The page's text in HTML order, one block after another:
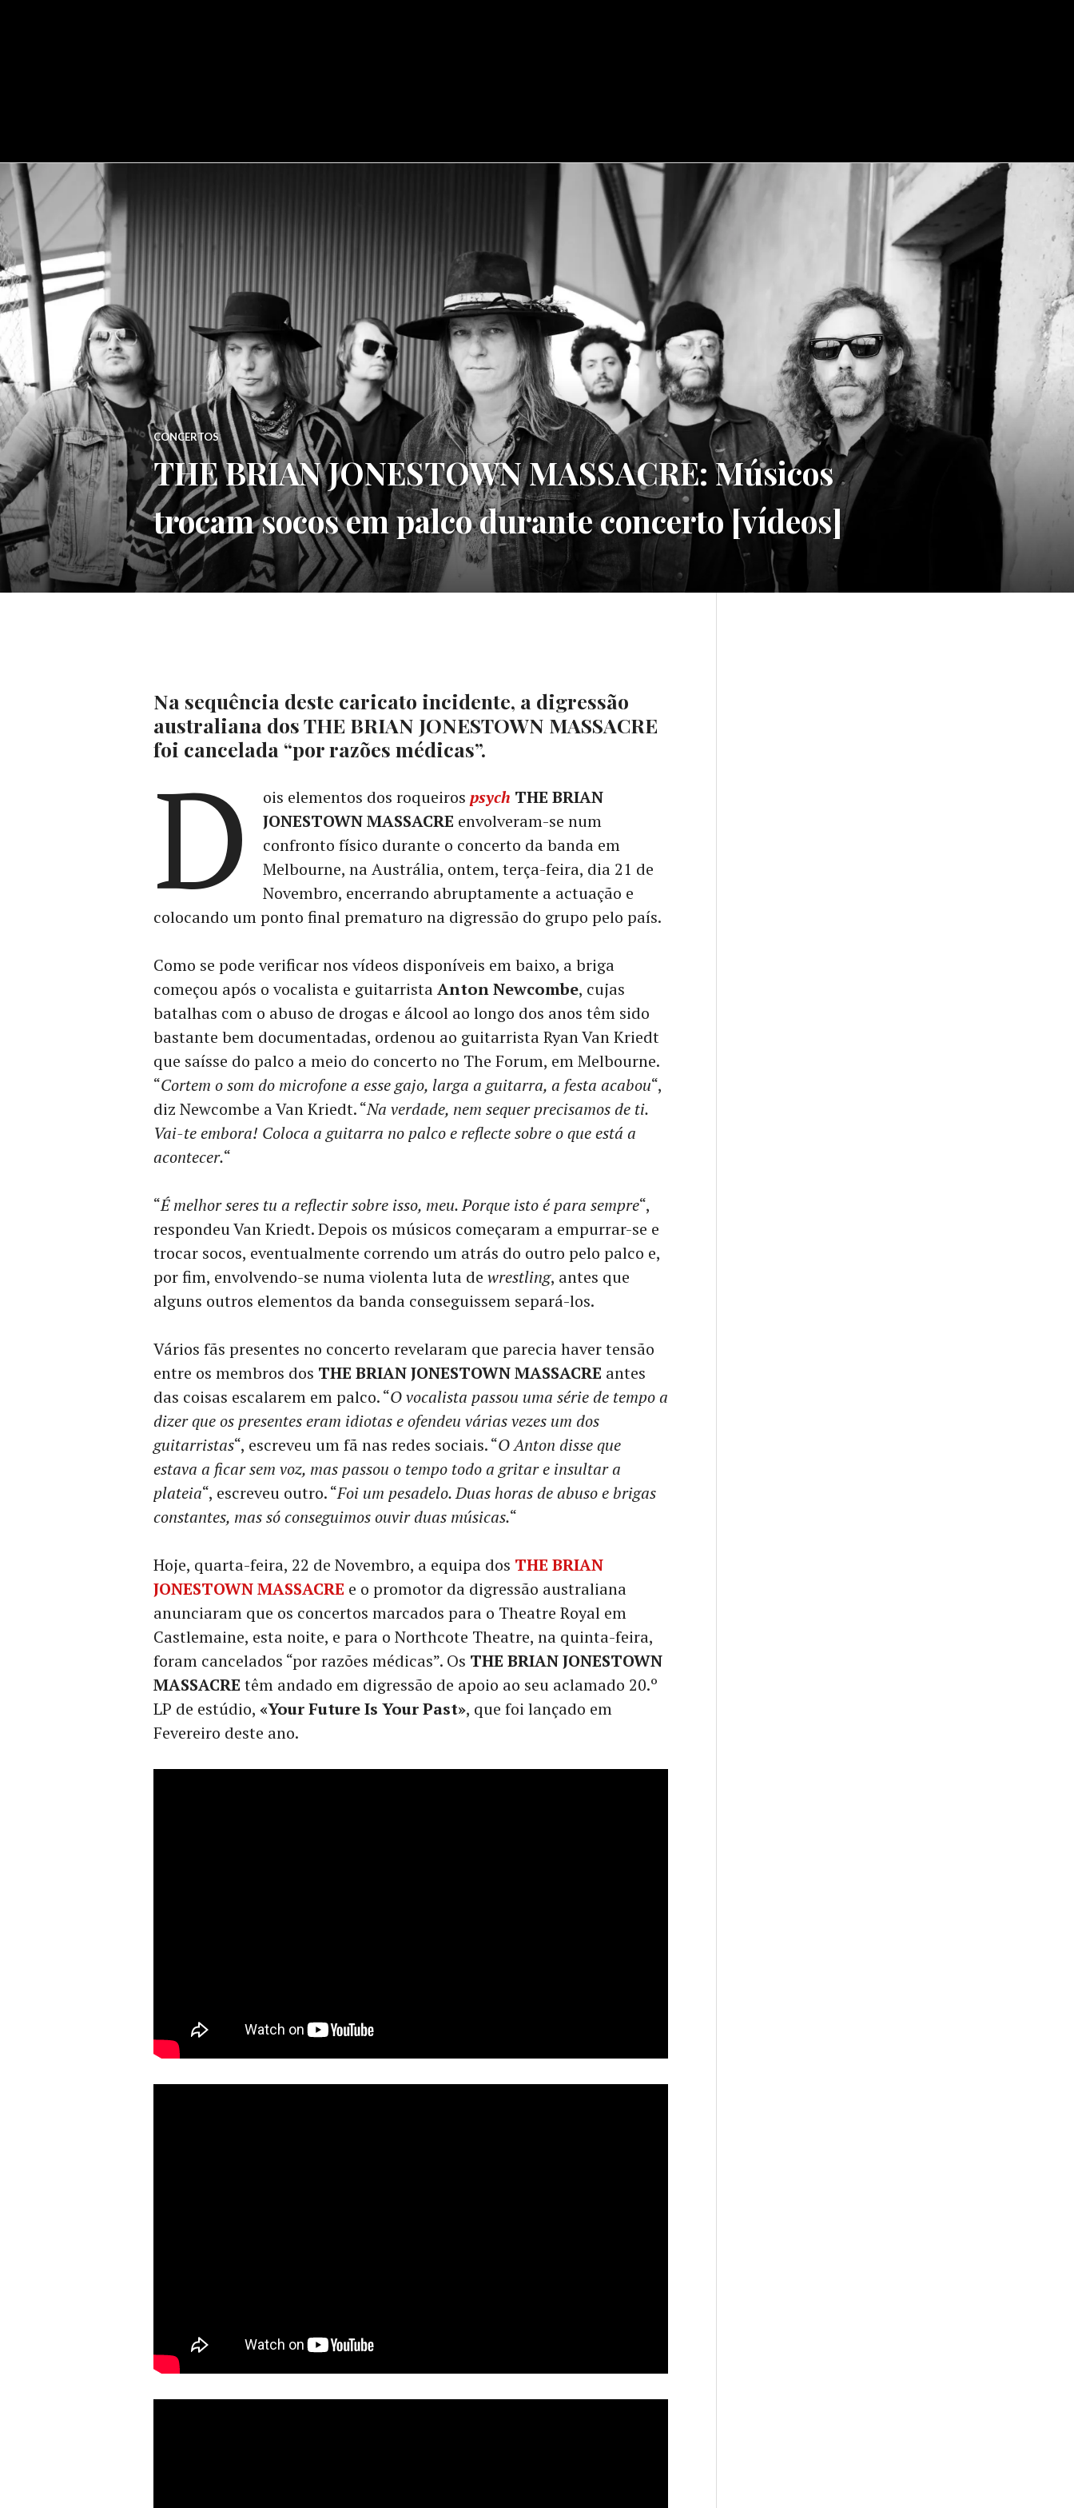
CONCERTOS
THE BRIAN JONESTOWN MASSACRE: Músicos
trocam socos em palco durante concerto [vídeos]
Na sequência deste caricato incidente, a digressão
australiana dos THE BRIAN JONESTOWN MASSACRE
foi cancelada “por razões médicas”.
D ois elementos dos roqueiros psych THE BRIAN
JONESTOWN MASSACRE envolveram-se num
confronto físico durante o concerto da banda em
Melbourne, na Austrália, ontem, terça-feira, dia 21 de
Novembro, encerrando abruptamente a actuação e
colocando um ponto final prematuro na digressão do grupo pelo país.
Como se pode verificar nos vídeos disponíveis em baixo, a briga
começou após o vocalista e guitarristaAnton Newcombe, cujas
batalhas com o abuso de drogas e álcool ao longo dos anos têm sido
bastante bem documentadas, ordenou ao guitarrista Ryan Van Kriedt
que saísse do palco a meio do concerto no The Forum, em Melbourne.
“Cortem o som do microfone a esse gajo, larga a guitarra, a festa acabou“,
diz Newcombe a Van Kriedt. “Na verdade, nem sequer precisamos de ti.
Vai-te embora! Coloca a guitarra no palco e reflecte sobre o que está a
acontecer.“
“É melhor seres tu a reflectir sobre isso, meu. Porque isto é para sempre“,
respondeu Van Kriedt. Depois os músicos começaram a empurrar-se e
trocar socos, eventualmente correndo um atrás do outro pelo palco e,
por fim, envolvendo-se numa violenta luta de wrestling, antes que
alguns outros elementos da banda conseguissem separá-los.
Vários fãs presentes no concerto revelaram que parecia haver tensão
entre os membros dos THE BRIAN JONESTOWN MASSACRE antes
das coisas escalarem em palco. “O vocalista passou uma série de tempo a
dizer que os presentes eram idiotas e ofendeu várias vezes um dos
guitarristas“, escreveu um fã nas redes sociais. “O Anton disse que
estava a ficar sem voz, mas passou o tempo todo a gritar e insultar a
plateia“, escreveu outro. “Foi um pesadelo. Duas horas de abuso e brigas
constantes, mas só conseguimos ouvir duas músicas.“
Hoje, quarta-feira, 22 de Novembro, a equipa dos THE BRIAN
JONESTOWN MASSACRE e o promotor da digressão australiana
anunciaram que os concertos marcados para o Theatre Royal em
Castlemaine, esta noite, e para o Northcote Theatre, na quinta-feira,
foram cancelados “por razões médicas”. Os THE BRIAN JONESTOWN
MASSACRE têm andado em digressão de apoio ao seu aclamado 20.º
LP de estúdio, «Your Future Is Your Past», que foi lançado em
Fevereiro deste ano.